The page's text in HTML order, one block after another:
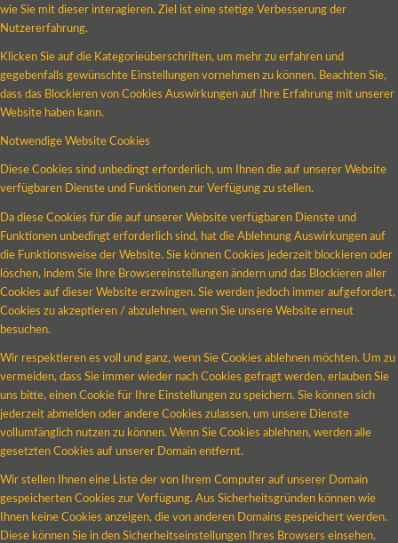
wie Sie mit dieser interagieren. Ziel ist eine stetige Verbesserung der
Nutzererfahrung.
Klicken Sie auf die Kategorieüberschriften, um mehr zu erfahren und
gegebenfalls gewünschte Einstellungen vornehmen zu können. Beachten Sie,
dass das Blockieren von Cookies Auswirkungen auf Ihre Erfahrung mit unserer
Website haben kann.
Notwendige Website Cookies
Diese Cookies sind unbedingt erforderlich, um Ihnen die auf unserer Website
verfügbaren Dienste und Funktionen zur Verfügung zu stellen.
Da diese Cookies für die auf unserer Website verfügbaren Dienste und
Funktionen unbedingt erforderlich sind, hat die Ablehnung Auswirkungen auf
die Funktionsweise der Website. Sie können Cookies jederzeit blockieren oder
löschen, indem Sie Ihre Browsereinstellungen ändern und das Blockieren aller
Cookies auf dieser Website erzwingen. Sie werden jedoch immer aufgefordert,
Cookies zu akzeptieren / abzulehnen, wenn Sie unsere Website erneut
besuchen.
Wir respektieren es voll und ganz, wenn Sie Cookies ablehnen möchten. Um zu
vermeiden, dass Sie immer wieder nach Cookies gefragt werden, erlauben Sie
uns bitte, einen Cookie für Ihre Einstellungen zu speichern. Sie können sich
jederzeit abmelden oder andere Cookies zulassen, um unsere Dienste
vollumfänglich nutzen zu können. Wenn Sie Cookies ablehnen, werden alle
gesetzten Cookies auf unserer Domain entfernt.
Wir stellen Ihnen eine Liste der von Ihrem Computer auf unserer Domain
gespeicherten Cookies zur Verfügung. Aus Sicherheitsgründen können wie
Ihnen keine Cookies anzeigen, die von anderen Domains gespeichert werden.
Diese können Sie in den Sicherheitseinstellungen Ihres Browsers einsehen.